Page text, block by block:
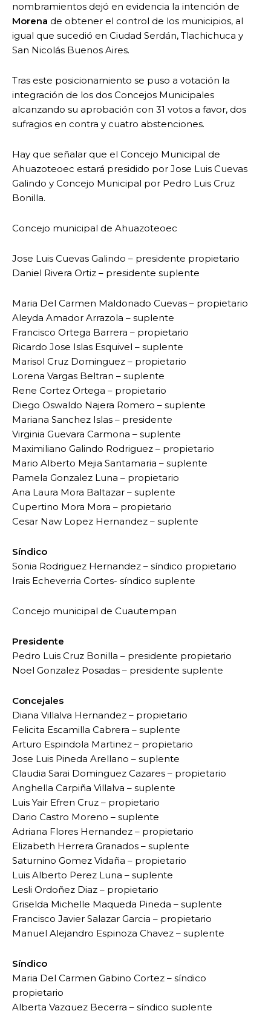
nombramientos dejó en evidencia la intención de
Morena de obtener el control de los municipios, al
igual que sucedió en Ciudad Serdán, Tlachichuca y
San Nicolás Buenos Aires.
Tras este posicionamiento se puso a votación la
integración de los dos Concejos Municipales
alcanzando su aprobación con 31 votos a favor, dos
sufragios en contra y cuatro abstenciones.
Hay que señalar que el Concejo Municipal de
Ahuazoteoec estará presidido por Jose Luis Cuevas
Galindo y Concejo Municipal por Pedro Luis Cruz
Bonilla.
Concejo municipal de Ahuazoteoec
Jose Luis Cuevas Galindo – presidente propietario
Daniel Rivera Ortiz – presidente suplente
Maria Del Carmen Maldonado Cuevas – propietario
Aleyda Amador Arrazola – suplente
Francisco Ortega Barrera – propietario
Ricardo Jose Islas Esquivel – suplente
Marisol Cruz Dominguez – propietario
Lorena Vargas Beltran – suplente
Rene Cortez Ortega – propietario
Diego Oswaldo Najera Romero – suplente
Mariana Sanchez Islas – presidente
Virginia Guevara Carmona – suplente
Maximiliano Galindo Rodriguez – propietario
Mario Alberto Mejia Santamaria – suplente
Pamela Gonzalez Luna – propietario
Ana Laura Mora Baltazar – suplente
Cupertino Mora Mora – propietario
Cesar Naw Lopez Hernandez – suplente
Síndico
Sonia Rodriguez Hernandez – síndico propietario
Irais Echeverria Cortes- síndico suplente
Concejo municipal de Cuautempan
Presidente
Pedro Luis Cruz Bonilla – presidente propietario
Noel Gonzalez Posadas – presidente suplente
Concejales
Diana Villalva Hernandez – propietario
Felicita Escamilla Cabrera – suplente
Arturo Espindola Martinez – propietario
Jose Luis Pineda Arellano – suplente
Claudia Sarai Dominguez Cazares – propietario
Anghella Carpiña Villalva – suplente
Luis Yair Efren Cruz – propietario
Dario Castro Moreno – suplente
Adriana Flores Hernandez – propietario
Elizabeth Herrera Granados – suplente
Saturnino Gomez Vidaña – propietario
Luis Alberto Perez Luna – suplente
Lesli Ordoñez Diaz – propietario
Griselda Michelle Maqueda Pineda – suplente
Francisco Javier Salazar Garcia – propietario
Manuel Alejandro Espinoza Chavez – suplente
Síndico
Maria Del Carmen Gabino Cortez – síndico
propietario
Alberta Vazquez Becerra – síndico suplente